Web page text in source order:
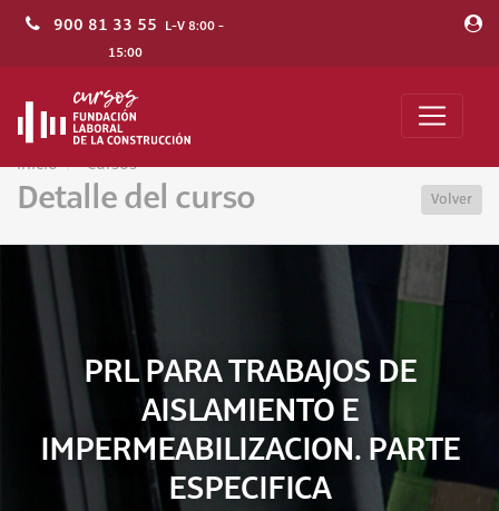
900 81 33 55 L-V 8:00 -
15:00
Inicio Cursos
Detalle del curso Volver
PRL PARA TRABAJOS DE
AISLAMIENTO E
IMPERMEABILIZACION. PARTE
ESPECIFICA